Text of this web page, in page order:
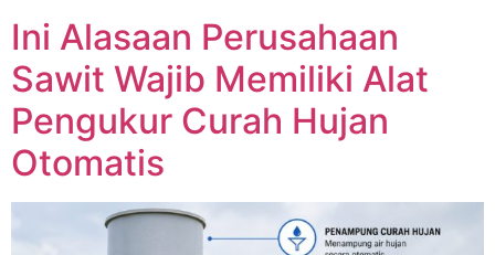
Ini Alasaan Perusahaan
Sawit Wajib Memiliki Alat
Pengukur Curah Hujan
Otomatis